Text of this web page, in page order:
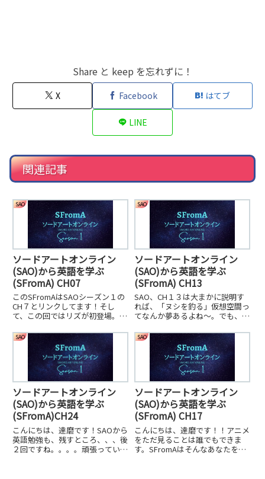
Share と keep を忘れずに！
X Facebook はてブ
LINE
関連記事
SAO
ソードアートオンライン
(SAO)から英語を学ぶ
(SFromA) CH07
このSFromAはSAOシーズン１の
CH７とリンクしてます！そし
て、この回ではリズが初登場。今
SAO
ソードアートオンライン
(SAO)から英語を学ぶ
(SFromA) CH13
SAO、CH１３は大まかに説明す
れば、「ヌシを釣る」仮想空間っ
てなんか夢あるよね〜。でも、僕
ね。。。
SAO
ソードアートオンライン
(SAO)から英語を学ぶ
(SFromA)CH24
こんにちは、達磨です！SAOから
英語勉強も、残すところ、、、後
２回ですね。。。。頑張っている
SAO
ソードアートオンライン
(SAO)から英語を学ぶ
(SFromA) CH17
こんにちは、達磨です！！アニメ
をただ見ることは誰でもできま
す。SFromAはそんなあなたを全